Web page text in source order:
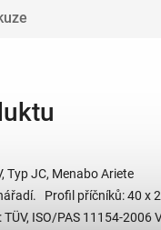
Typ JC, Menabo Ariete
Profil příčníků: 40 x
ISO/PAS 11154-2006